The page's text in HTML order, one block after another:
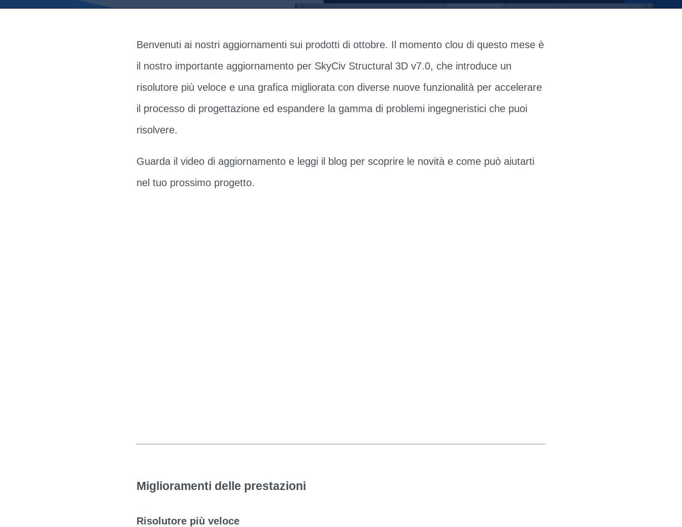
Benvenuti ai nostri aggiornamenti sui prodotti di ottobre. Il momento clou di questo mese è
il nostro importante aggiornamento per SkyCiv Structural 3D v7.0, che introduce un
risolutore più veloce e una grafica migliorata con diverse nuove funzionalità per accelerare
il processo di progettazione ed espandere la gamma di problemi ingegneristici che puoi
risolvere.
Guarda il video di aggiornamento e leggi il blog per scoprire le novità e come può aiutarti
nel tuo prossimo progetto.
Miglioramenti delle prestazioni
Risolutore più veloce